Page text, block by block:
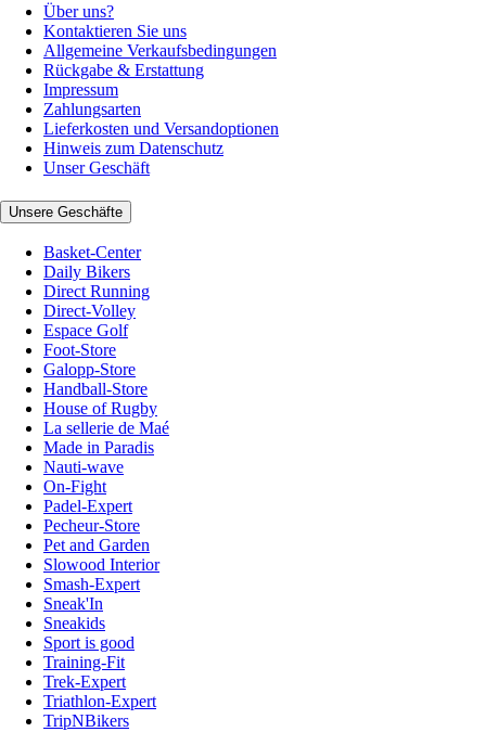
Über uns?
Kontaktieren Sie uns
Allgemeine Verkaufsbedingungen
Rückgabe & Erstattung
Impressum
Zahlungsarten
Lieferkosten und Versandoptionen
Hinweis zum Datenschutz
Unser Geschäft
Unsere Geschäfte
Basket-Center
Daily Bikers
Direct Running
Direct-Volley
Espace Golf
Foot-Store
Galopp-Store
Handball-Store
House of Rugby
La sellerie de Maé
Made in Paradis
Nauti-wave
On-Fight
Padel-Expert
Pecheur-Store
Pet and Garden
Slowood Interior
Smash-Expert
Sneak'In
Sneakids
Sport is good
Training-Fit
Trek-Expert
Triathlon-Expert
TripNBikers